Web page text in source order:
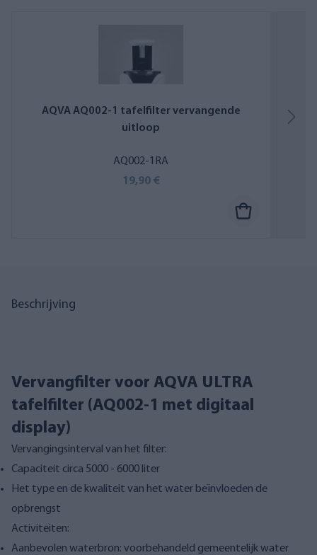
AQVA AQ002-1 tafelfilter vervangende
uitloop
AQ002-1RA
19,90 €
Beschrijving
Vervangfilter voor AQVA ULTRA
tafelfilter (AQ002-1 met digitaal
display)
Vervangingsinterval van het filter:
Capaciteit circa 5000 - 6000 liter
Het type en de kwaliteit van het water beïnvloeden de
opbrengst
Activiteiten:
Aanbevolen waterbron: voorbehandeld gemeentelijk water